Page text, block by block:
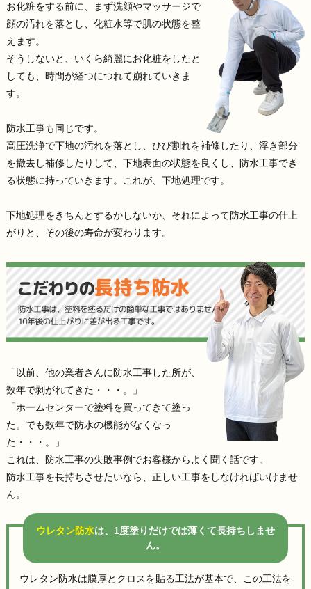
お化粧をする前に、まず洗顔やマッサージで
顔の汚れを落とし、化粧水等で肌の状態を整
えます。
そうしないと、いくら綺麗にお化粧をしたと
しても、時間が経つにつれて崩れていきま
す。
防水工事も同じです。
高圧洗浄で下地の汚れを落とし、ひび割れを補修したり、浮き部分
を撤去し補修したりして、下地表面の状態を良くし、防水工事でき
る状態に持っていきます。これが、下地処理です。
下地処理をきちんとするかしないか、それによって防水工事の仕上
がりと、その後の寿命が変わります。
「以前、他の業者さんに防水工事した所が、
数年で剥がれてきた・・・。」
「ホームセンターで塗料を買ってきて塗っ
た。でも数年で防水の機能がなくなっ
た・・・。」
これは、防水工事の失敗事例でお客様からよく聞く話です。
防水工事を長持ちさせたいなら、正しい工事をしなければいけませ
ん。
ウレタン防水は、1度塗りだけでは薄くて長持ちしませ
ん。
ウレタン防水は膜厚とクロスを貼る工法が基本で、この工法を